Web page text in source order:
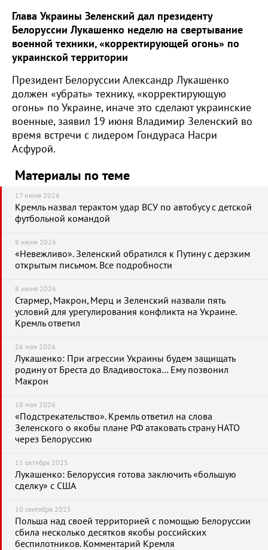
Глава Украины Зеленский дал президенту
Белоруссии Лукашенко неделю на свертывание
военной техники, «корректирующей огонь» по
украинской территории
Президент Белоруссии Александр Лукашенко
должен «убрать» технику, «корректирующую
огонь» по Украине, иначе это сделают украинские
военные, заявил 19 июня Владимир Зеленский во
время встречи с лидером Гондураса Насри
Асфурой.
Материалы по теме
17 июня 2026
Кремль назвал терактом удар ВСУ по автобусу с детской
футбольной командой
8 июня 2026
«Невежливо». Зеленский обратился к Путину с дерзким
открытым письмом. Все подробности
8 июня 2026
Стармер, Макрон, Мерц и Зеленский назвали пять
условий для урегулирования конфликта на Украине.
Кремль ответил
26 мая 2026
Лукашенко: При агрессии Украины будем защищать
родину от Бреста до Владивостока… Ему позвонил
Макрон
18 мая 2026
«Подстрекательство». Кремль ответил на слова
Зеленского о якобы плане РФ атаковать страну НАТО
через Белоруссию
15 октября 2025
Лукашенко: Белоруссия готова заключить «большую
сделку» с США
10 сентября 2025
Польша над своей территорией с помощью Белоруссии
сбила несколько десятков якобы российских
беспилотников. Комментарий Кремля